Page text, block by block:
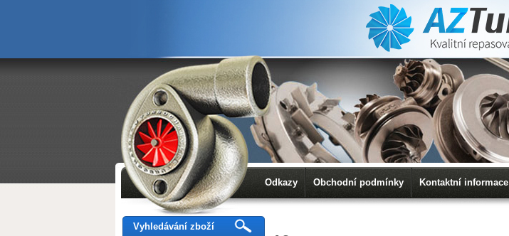
Odkazy Obchodní podmínky Kontaktní informace
Vyhledávání zboží